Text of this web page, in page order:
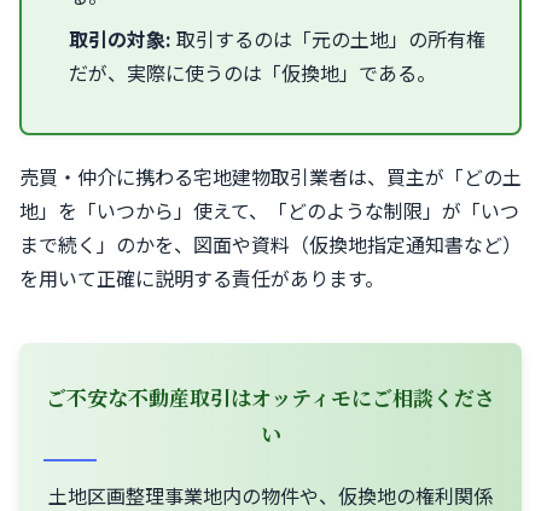
取引の対象: 取引するのは「元の土地」の所有権
だが、実際に使うのは「仮換地」である。
売買・仲介に携わる宅地建物取引業者は、買主が「どの土
地」を「いつから」使えて、「どのような制限」が「いつ
まで続く」のかを、図面や資料（仮換地指定通知書など）
を用いて正確に説明する責任があります。
ご不安な不動産取引はオッティモにご相談くださ
い
土地区画整理事業地内の物件や、仮換地の権利関係